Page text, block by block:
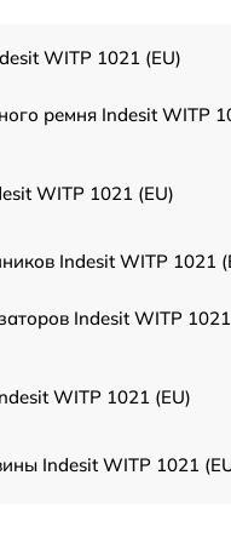
WITP 1021 (EU)
ремня Indesit WITP
WITP 1021 (EU)
Indesit WITP 1021
Indesit WITP 1021
WITP 1021 (EU)
Indesit WITP 1021